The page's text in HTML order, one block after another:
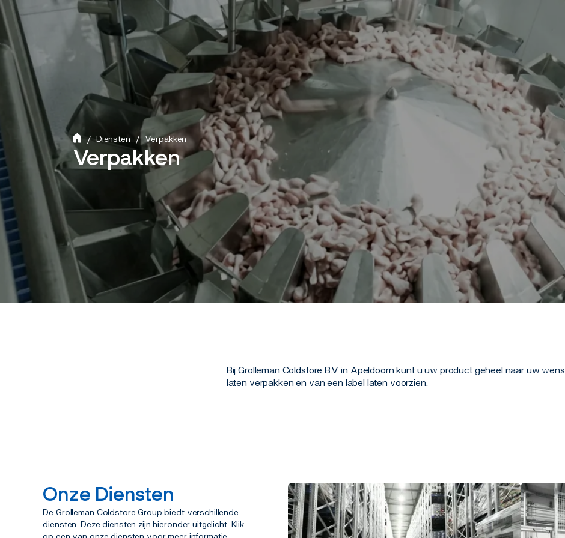
+31(0)55-5265577One Frio Group
Diensten Vacatures
One
Frio
Diensten Verpakken
Verpakken
Verpakken
Bij Grolleman Coldstore B.V. in Apeldoorn kunt u uw product geheel naar uw wens
laten verpakken en van een label laten voorzien.
Onze Diensten
De Grolleman Coldstore Group biedt verschillende
diensten. Deze diensten zijn hieronder uitgelicht. Klik
op een van onze diensten voor meer informatie.